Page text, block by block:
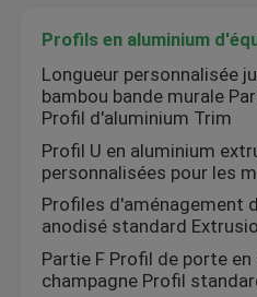
Profils en aluminium
Longueur personnalisée
bambou bande murale
Profil d'aluminium Trim
Profil U en aluminium
personnalisées pour les
Profiles d'aménagement
anodisé standard
Partie F Profil de porte
champagne Profil